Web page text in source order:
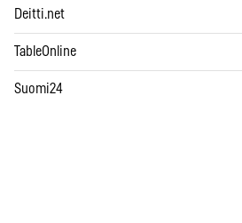
Deitti.net
TableOnline
Suomi24